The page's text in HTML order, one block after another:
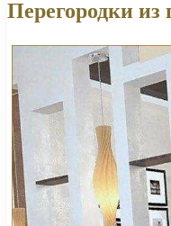
Перегородки из